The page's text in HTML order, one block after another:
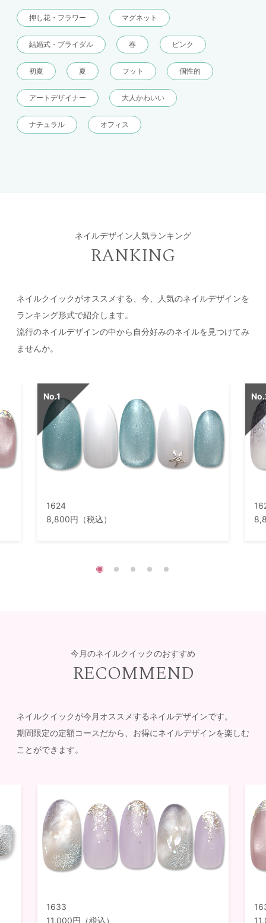
押し花・フラワー マグネット
結婚式・ブライダル 春 ピンク
初夏 夏 フット 個性的
アートデザイナー 大人かわいい
ナチュラル オフィス
ネイルデザイン人気ランキング
RANKING
ネイルクイックがオススメする、今、人気のネイルデザインを
ランキング形式で紹介します。
流行のネイルデザインの中から自分好みのネイルを見つけてみ
ませんか。
1624
8,800円（税込）
今月のネイルクイックのおすすめ
RECOMMEND
ネイルクイックが今月オススメするネイルデザインです。
期間限定の定額コースだから、お得にネイルデザインを楽しむ
ことができます。
1633
11,000円（税込）